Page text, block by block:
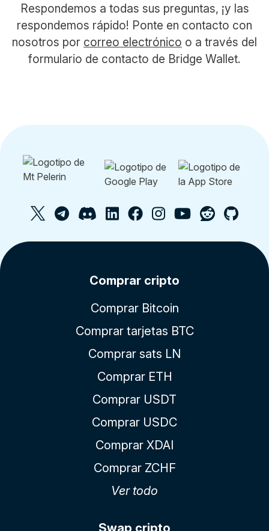
Respondemos a todas sus preguntas, ¡y las
respondemos rápido! Ponte en contacto con
nosotros por correo electrónico o a través del
formulario de contacto de Bridge Wallet.
Comprar cripto
Comprar Bitcoin
Comprar tarjetas BTC
Comprar sats LN
Comprar ETH
Comprar USDT
Comprar USDC
Comprar XDAI
Comprar ZCHF
Ver todo
Swap cripto